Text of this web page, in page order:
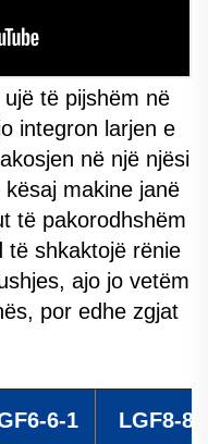
të pijshëm në
integron larjen e
në një njësi
makine janë
të pakorodhshëm
të shkaktojë rënie
ajo jo vetëm
por edhe zgjat
6-1
LGF8-8-